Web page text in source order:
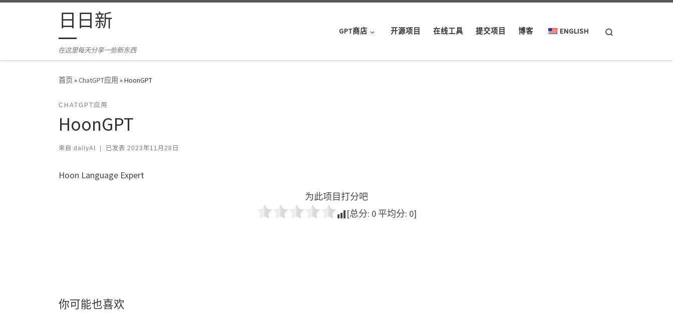
Skip to content日日新
在这里每天分享一些新东西
GPT商店 开源项目 在线工具 提交项目 博客 ENGLISH
首页»ChatGPT应用 »HoonGPT
CHATGPT应用
HoonGPT
来自 dailyAI 已发表 2023年11月28日
Hoon Language Expert
为此项目打分吧
[总分: 0 平均分: 0]
你可能也喜欢